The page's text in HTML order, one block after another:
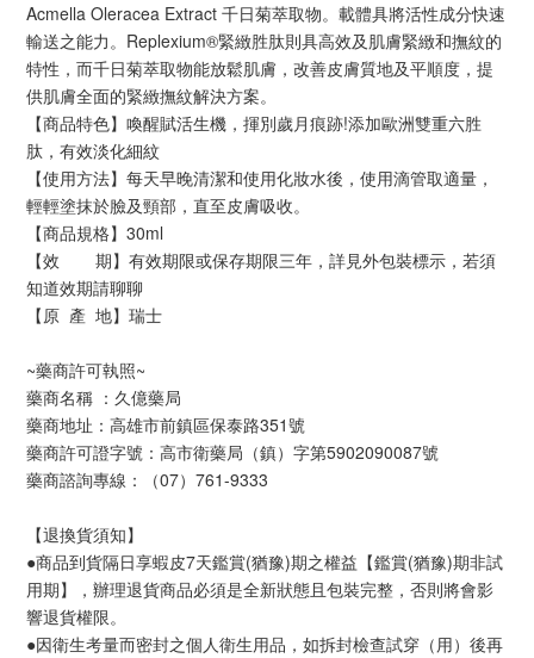
Acmella Oleracea Extract 千日菊萃取物。載體具將活性成分快速
輸送之能力。Replexium®緊緻胜肽則具高效及肌膚緊緻和撫紋的
特性，而千日菊萃取物能放鬆肌膚，改善皮膚質地及平順度，提
供肌膚全面的緊緻撫紋解決方案。
【商品特色】喚醒賦活生機，揮別歲月痕跡!添加歐洲雙重六胜
肽，有效淡化細紋
【使用方法】每天早晚清潔和使用化妝水後，使用滴管取適量，
輕輕塗抹於臉及頸部，直至皮膚吸收。
【商品規格】30ml
【效    　期】有效期限或保存期限三年，詳見外包裝標示，若須
知道效期請聊聊
【原  產  地】瑞士
~藥商許可執照~
藥商名稱 ：久億藥局
藥商地址：高雄市前鎮區保泰路351號
藥商許可證字號：高市衛藥局（鎮）字第5902090087號
藥商諮詢專線：（07）761-9333
【退換貨須知】
●商品到貨隔日享蝦皮7天鑑賞(猶豫)期之權益【鑑賞(猶豫)期非試
用期】，辦理退貨商品必須是全新狀態且包裝完整，否則將會影
響退貨權限。
●因衛生考量而密封之個人衛生用品，如拆封檢查試穿（用）後再